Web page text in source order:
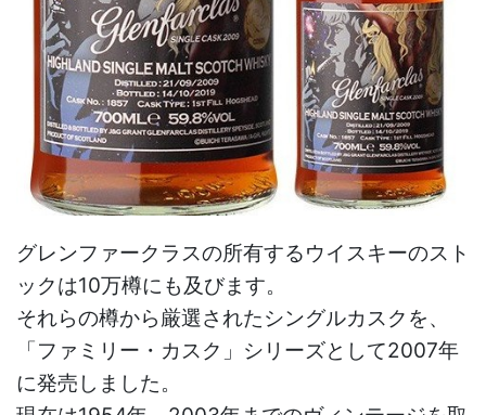
グレンファークラスの所有するウイスキーのスト
ックは10万樽にも及びます。
それらの樽から厳選されたシングルカスクを、
「ファミリー・カスク」シリーズとして2007年
に発売しました。